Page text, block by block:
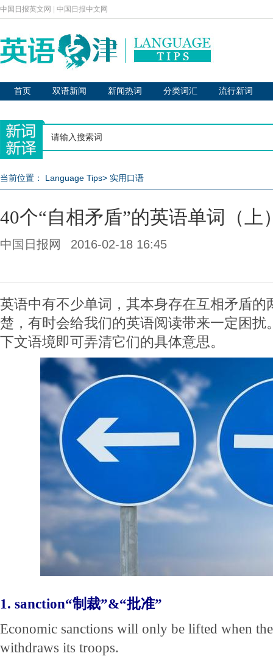
中国日报英文网 中国日报中文网
首页 双语新闻 新闻热词 分类词汇 流行新词
当前位置： Language Tips> 实用口语
40个“自相矛盾”的英语单词（上
中国日报网 2016-02-18 16:45
英语中有不少单词，其本身存在互相矛盾的
楚，有时会给我们的英语阅读带来一定困扰
下文语境即可弄清它们的具体意思。
1. sanction“制裁”&“批准”
Economic sanctions will only be lifted when
withdraws its troops.